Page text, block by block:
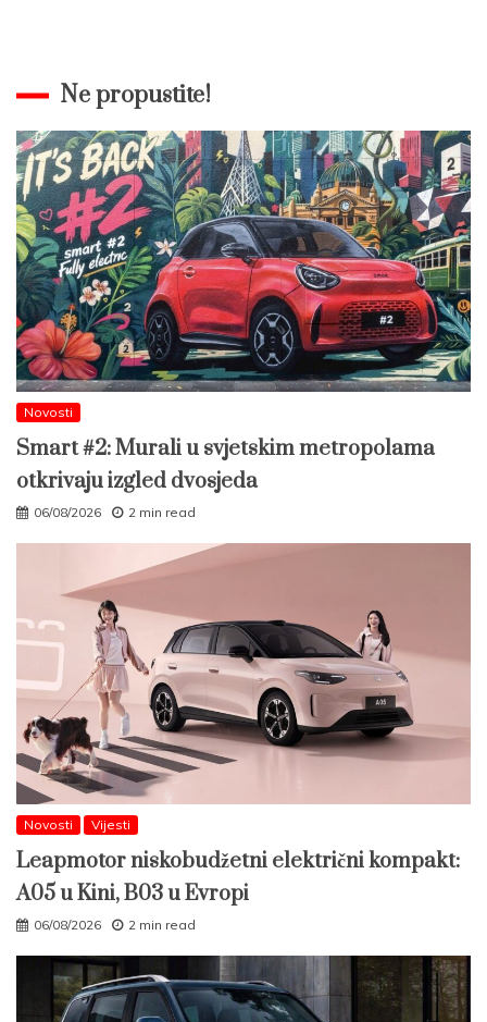
Ne propustite!
Novosti
Smart #2: Murali u svjetskim metropolama
otkrivaju izgled dvosjeda
06/08/2026 2 min read
Novosti Vijesti
Leapmotor niskobudžetni električni kompakt:
A05 u Kini, B03 u Evropi
06/08/2026 2 min read